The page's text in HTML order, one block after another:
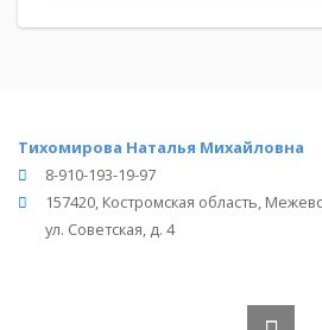
Тихомирова Наталья Михайловна
8-910-193-19-97
157420, Костромская область,
ул. Советская, д. 4